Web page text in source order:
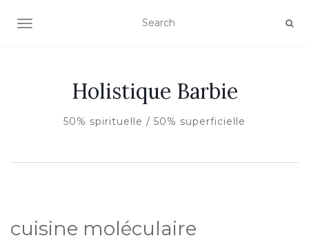
AFFICHER/MASQUER LA NAVIGATION
Holistique Barbie
50% spirituelle / 50% superficielle
cuisine moléculaire